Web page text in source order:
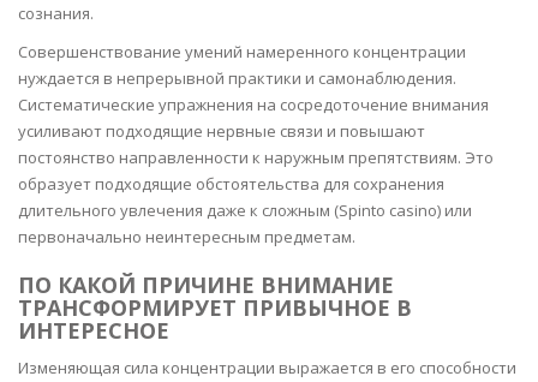
сознания.
Совершенствование умений намеренного концентрации
нуждается в непрерывной практики и самонаблюдения.
Систематические упражнения на сосредоточение внимания
усиливают подходящие нервные связи и повышают
постоянство направленности к наружным препятствиям. Это
образует подходящие обстоятельства для сохранения
длительного увлечения даже к сложным (Spinto casino) или
первоначально неинтересным предметам.
ПО КАКОЙ ПРИЧИНЕ ВНИМАНИЕ
ТРАНСФОРМИРУЕТ ПРИВЫЧНОЕ В
ИНТЕРЕСНОЕ
Изменяющая сила концентрации выражается в его способности